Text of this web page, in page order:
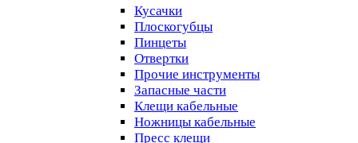
Кусачки
Плоскогубцы
Пинцеты
Отвертки
Прочие инструменты
Запасные части
Клещи кабельные
Ножницы кабельные
Пресс клещи